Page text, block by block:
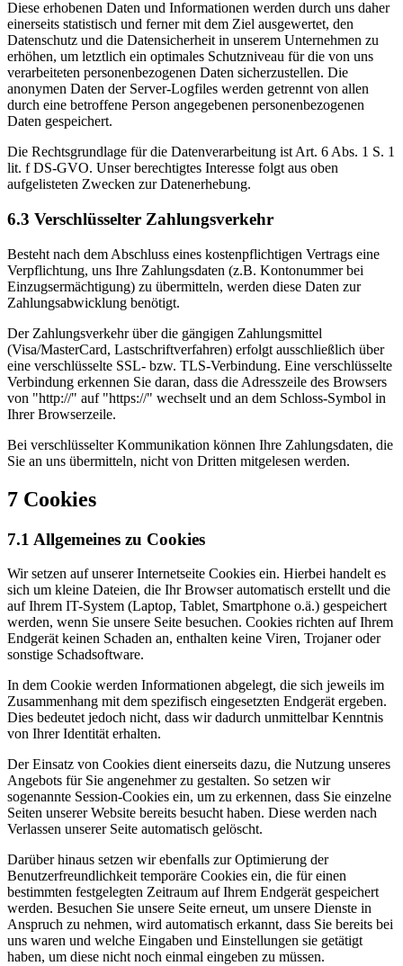
Diese erhobenen Daten und Informationen werden durch uns daher
einerseits statistisch und ferner mit dem Ziel ausgewertet, den
Datenschutz und die Datensicherheit in unserem Unternehmen zu
erhöhen, um letztlich ein optimales Schutzniveau für die von uns
verarbeiteten personenbezogenen Daten sicherzustellen. Die
anonymen Daten der Server-Logfiles werden getrennt von allen
durch eine betroffene Person angegebenen personenbezogenen
Daten gespeichert.
Die Rechtsgrundlage für die Datenverarbeitung ist Art. 6 Abs. 1 S. 1
lit. f DS-GVO. Unser berechtigtes Interesse folgt aus oben
aufgelisteten Zwecken zur Datenerhebung.
6.3 Verschlüsselter Zahlungsverkehr
Besteht nach dem Abschluss eines kostenpflichtigen Vertrags eine
Verpflichtung, uns Ihre Zahlungsdaten (z.B. Kontonummer bei
Einzugsermächtigung) zu übermitteln, werden diese Daten zur
Zahlungsabwicklung benötigt.
Der Zahlungsverkehr über die gängigen Zahlungsmittel
(Visa/MasterCard, Lastschriftverfahren) erfolgt ausschließlich über
eine verschlüsselte SSL- bzw. TLS-Verbindung. Eine verschlüsselte
Verbindung erkennen Sie daran, dass die Adresszeile des Browsers
von "http://" auf "https://" wechselt und an dem Schloss-Symbol in
Ihrer Browserzeile.
Bei verschlüsselter Kommunikation können Ihre Zahlungsdaten, die
Sie an uns übermitteln, nicht von Dritten mitgelesen werden.
7 Cookies
7.1 Allgemeines zu Cookies
Wir setzen auf unserer Internetseite Cookies ein. Hierbei handelt es
sich um kleine Dateien, die Ihr Browser automatisch erstellt und die
auf Ihrem IT-System (Laptop, Tablet, Smartphone o.ä.) gespeichert
werden, wenn Sie unsere Seite besuchen. Cookies richten auf Ihrem
Endgerät keinen Schaden an, enthalten keine Viren, Trojaner oder
sonstige Schadsoftware.
In dem Cookie werden Informationen abgelegt, die sich jeweils im
Zusammenhang mit dem spezifisch eingesetzten Endgerät ergeben.
Dies bedeutet jedoch nicht, dass wir dadurch unmittelbar Kenntnis
von Ihrer Identität erhalten.
Der Einsatz von Cookies dient einerseits dazu, die Nutzung unseres
Angebots für Sie angenehmer zu gestalten. So setzen wir
sogenannte Session-Cookies ein, um zu erkennen, dass Sie einzelne
Seiten unserer Website bereits besucht haben. Diese werden nach
Verlassen unserer Seite automatisch gelöscht.
Darüber hinaus setzen wir ebenfalls zur Optimierung der
Benutzerfreundlichkeit temporäre Cookies ein, die für einen
bestimmten festgelegten Zeitraum auf Ihrem Endgerät gespeichert
werden. Besuchen Sie unsere Seite erneut, um unsere Dienste in
Anspruch zu nehmen, wird automatisch erkannt, dass Sie bereits bei
uns waren und welche Eingaben und Einstellungen sie getätigt
haben, um diese nicht noch einmal eingeben zu müssen.